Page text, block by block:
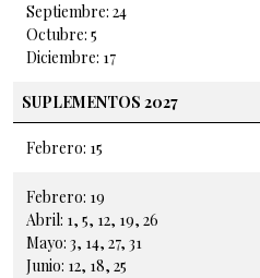
Septiembre: 24
Octubre: 5
Diciembre: 17
SUPLEMENTOS 2027
Febrero: 15
Febrero: 19
Abril: 1, 5, 12, 19, 26
Mayo: 3, 14, 27, 31
Junio: 12, 18, 25